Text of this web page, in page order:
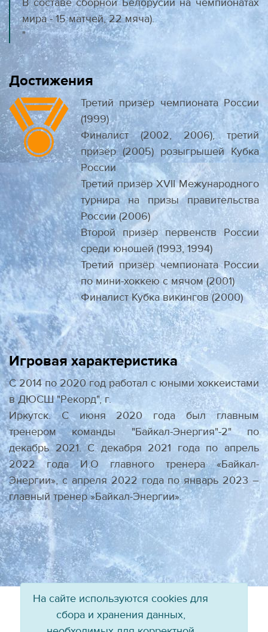
мира - 15 матчей, 22 мяча).
"
Достижения
Третий призёр чемпионата России
(1999)
Финалист (2002, 2006), третий
призёр (2005) розыгрышей Кубка
России
Третий призёр XVII Межународного
турнира на призы правительства
России (2006)
Второй призёр первенств России
среди юношей (1993, 1994)
Третий призёр чемпионата России
по мини-хоккею с мячом (2001)
Финалист Кубка викингов (2000)
Игровая характеристика
С 2014 по 2020 год работал с юными хоккеистами
в ДЮСШ "Рекорд", г.
Иркутск. С июня 2020 года был главным
тренером команды "Байкал-Энергия"-2" по
декабрь 2021. С декабря 2021 года по апрель
2022 года И.О главного тренера «Байкал-
Энергии», с апреля 2022 года по январь 2023 –
главный тренер »Байкал-Энергии».
На сайте используются cookies для
сбора и хранения данных,